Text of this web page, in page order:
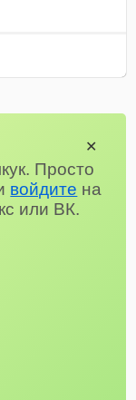
Просто
войдите на
или ВК.
✕